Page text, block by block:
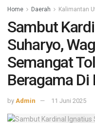
Home Daerah Kalimantan
Sambut
Suharyo,
Semangat
Beragama Di
by Admin 11 Juni 2025